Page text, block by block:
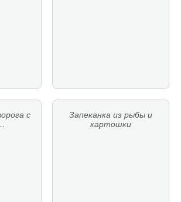
с
Запеканка из рыбы и
картошки